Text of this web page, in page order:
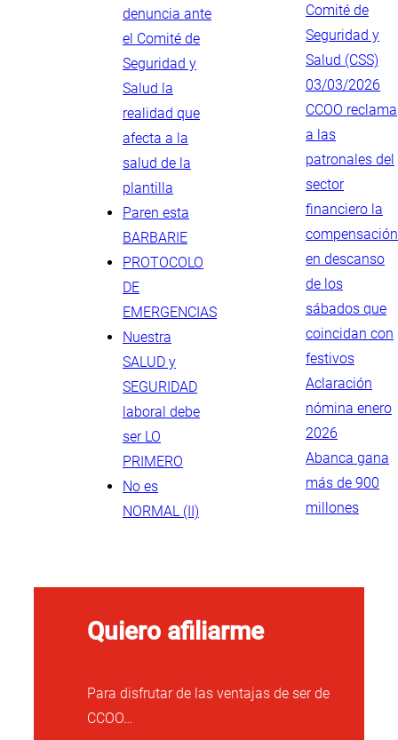
denuncia ante
el Comité de
Seguridad y
Salud la
realidad que
afecta a la
salud de la
plantilla
Paren esta
BARBARIE
PROTOCOLO
DE
EMERGENCIAS
Nuestra
SALUD y
SEGURIDAD
laboral debe
ser LO
PRIMERO
No es
NORMAL (II)
Comité de
Seguridad y
Salud (CSS)
03/03/2026
CCOO reclama
a las
patronales del
sector
financiero la
compensación
en descanso
de los
sábados que
coincidan con
festivos
Aclaración
nómina enero
2026
Abanca gana
más de 900
millones
Quiero afiliarme
Para disfrutar de las ventajas de ser de
CCOO…